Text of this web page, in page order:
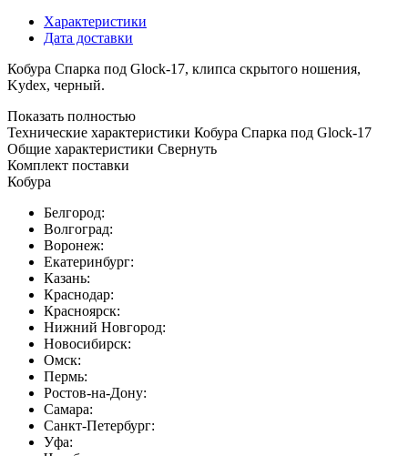
Характеристики
Дата доставки
Кобура Спарка под Glock-17, клипса скрытого ношения,
Kydex, черный.
Показать полностью
Технические характеристики Кобура Спарка под Glock-17
Общие характеристики Свернуть
Комплект поставки
Кобура
Белгород:
Волгоград:
Воронеж:
Екатеринбург:
Казань:
Краснодар:
Красноярск:
Нижний Новгород:
Новосибирск:
Омск:
Пермь:
Ростов-на-Дону:
Самара:
Санкт-Петербург:
Уфа: